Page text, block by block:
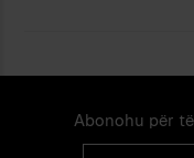
Abonohu për
Email